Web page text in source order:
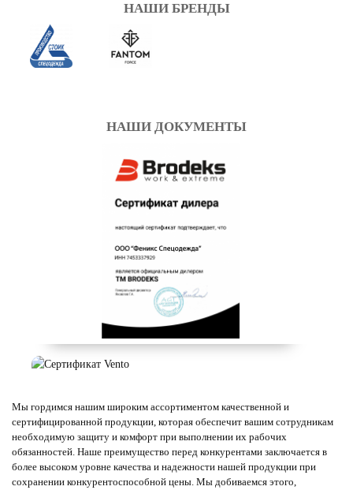
НАШИ БРЕНДЫ
НАШИ ДОКУМЕНТЫ
Мы гордимся нашим широким ассортиментом качественной и
сертифицированной продукции, которая обеспечит вашим сотрудникам
необходимую защиту и комфорт при выполнении их рабочих
обязанностей. Наше преимущество перед конкурентами заключается в
более высоком уровне качества и надежности нашей продукции при
сохранении конкурентоспособной цены. Мы добиваемся этого,